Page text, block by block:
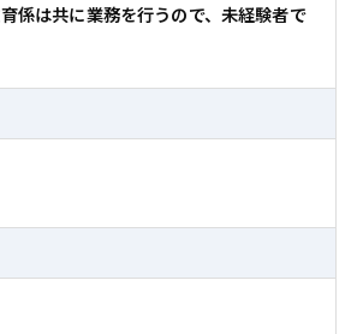
係は共に業務を行うので、未経験者で